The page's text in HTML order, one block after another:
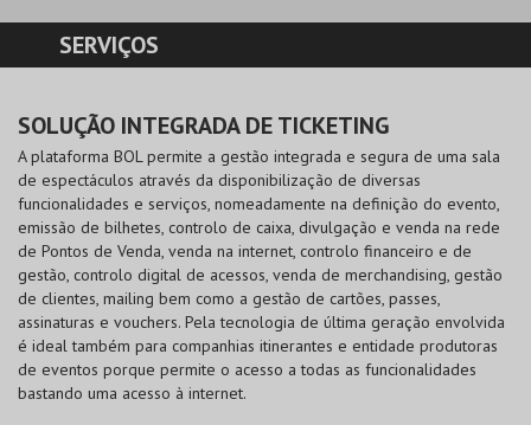
CARRINHO
TEATRO & ARTE
MÚSICA & FESTIVAIS
FAMÍLIA
DESPORTO & AVENTURA
SERVIÇOS
SOLUÇÃO INTEGRADA DE TICKETING
A plataforma BOL permite a gestão integrada e segura de uma sala
de espectáculos através da disponibilização de diversas
funcionalidades e serviços, nomeadamente na definição do evento,
emissão de bilhetes, controlo de caixa, divulgação e venda na rede
de Pontos de Venda, venda na internet, controlo financeiro e de
gestão, controlo digital de acessos, venda de merchandising, gestão
de clientes, mailing bem como a gestão de cartões, passes,
assinaturas e vouchers. Pela tecnologia de última geração envolvida
é ideal também para companhias itinerantes e entidade produtoras
de eventos porque permite o acesso a todas as funcionalidades
bastando uma acesso à internet.